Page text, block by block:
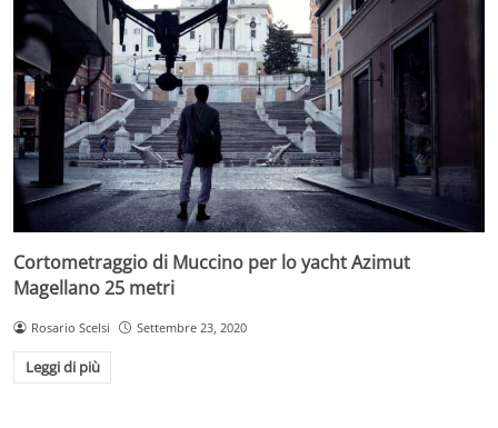
Cortometraggio di Muccino per lo yacht Azimut
Magellano 25 metri
Rosario Scelsi Settembre 23, 2020
Leggi di più